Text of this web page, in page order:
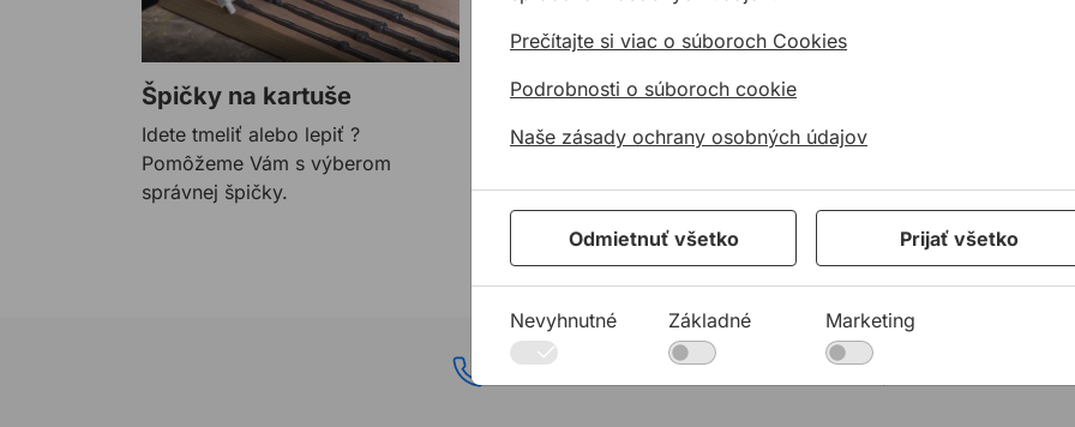
Špičky na kartuše
Idete tmeliť alebo lepiť ?
Pomôžeme Vám s výberom
správnej špičky.
02 623 10 920 allmedia@allmedia.sk allmediasro
Prečítajte si viac o súboroch Cookies
Podrobnosti o súboroch cookie
Naše zásady ochrany osobných údajov
Odmietnuť všetko Prijať všetko
Nevyhnutné Základné Marketing